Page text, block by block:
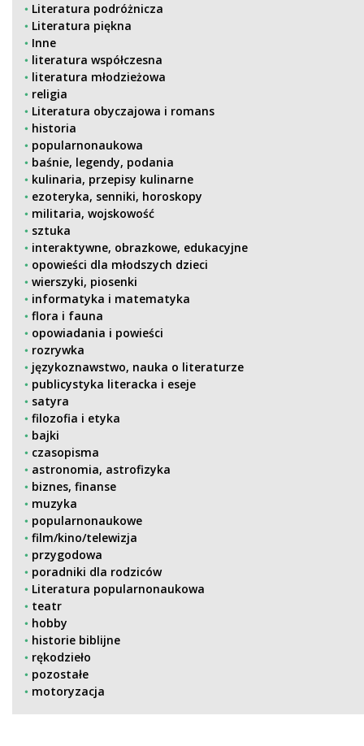
Literatura podróżnicza
Literatura piękna
Inne
literatura współczesna
literatura młodzieżowa
religia
Literatura obyczajowa i romans
historia
popularnonaukowa
baśnie, legendy, podania
kulinaria, przepisy kulinarne
ezoteryka, senniki, horoskopy
militaria, wojskowość
sztuka
interaktywne, obrazkowe, edukacyjne
opowieści dla młodszych dzieci
wierszyki, piosenki
informatyka i matematyka
flora i fauna
opowiadania i powieści
rozrywka
językoznawstwo, nauka o literaturze
publicystyka literacka i eseje
satyra
filozofia i etyka
bajki
czasopisma
astronomia, astrofizyka
biznes, finanse
muzyka
popularnonaukowe
film/kino/telewizja
przygodowa
poradniki dla rodziców
Literatura popularnonaukowa
teatr
hobby
historie biblijne
rękodzieło
pozostałe
motoryzacja